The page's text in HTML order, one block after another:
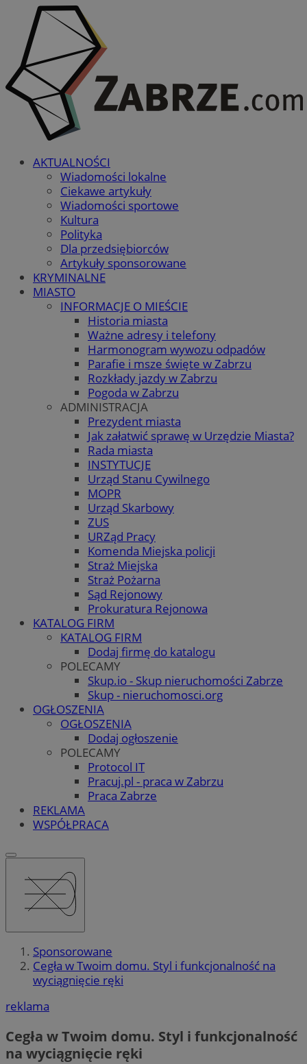
AKTUALNOŚCI
Wiadomości lokalne
Ciekawe artykuły
Wiadomości sportowe
Kultura
Polityka
Dla przedsiębiorców
Artykuły sponsorowane
KRYMINALNE
MIASTO
INFORMACJE O MIEŚCIE
Historia miasta
Ważne adresy i telefony
Harmonogram wywozu odpadów
Parafie i msze święte w Zabrzu
Rozkłady jazdy w Zabrzu
Pogoda w Zabrzu
ADMINISTRACJA
Prezydent miasta
Jak załatwić sprawę w Urzędzie Miasta?
Rada miasta
INSTYTUCJE
Urząd Stanu Cywilnego
MOPR
Urząd Skarbowy
ZUS
URZąd Pracy
Komenda Miejska policji
Straż Miejska
Straż Pożarna
Sąd Rejonowy
Prokuratura Rejonowa
KATALOG FIRM
KATALOG FIRM
Dodaj firmę do katalogu
POLECAMY
Skup.io - Skup nieruchomości Zabrze
Skup - nieruchomosci.org
OGŁOSZENIA
OGŁOSZENIA
Dodaj ogłoszenie
POLECAMY
Protocol IT
Pracuj.pl - praca w Zabrzu
Praca Zabrze
REKLAMA
WSPÓŁPRACA
Sponsorowane
Cegła w Twoim domu. Styl i funkcjonalność na
wyciągnięcie ręki
reklama
Cegła w Twoim domu. Styl i funkcjonalność
na wyciągnięcie ręki